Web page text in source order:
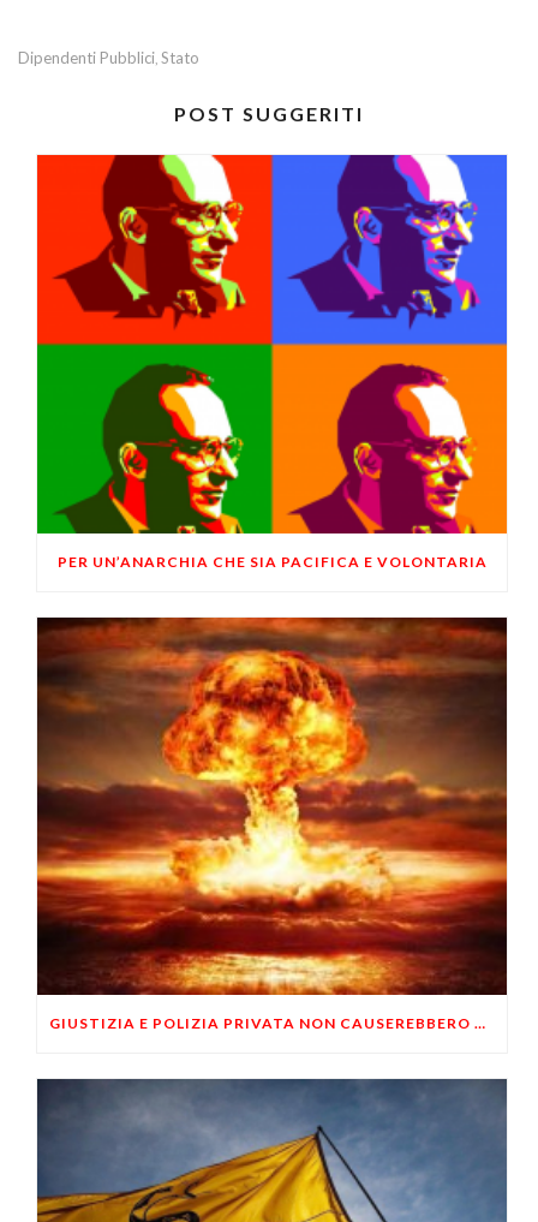
Dipendenti Pubblici, Stato
POST SUGGERITI
PER UN’ANARCHIA CHE SIA PACIFICA E VOLONTARIA
GIUSTIZIA E POLIZIA PRIVATA NON CAUSEREBBERO UNA GUERRA CIVILE?